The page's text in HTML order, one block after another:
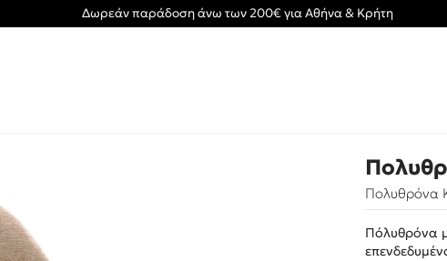
Δωρεάν παράδοση άνω των 200€ για Αθήνα & Κρήτη
Πολυθρόνα
Πόλυθρόνα